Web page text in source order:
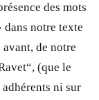
des mots
notre texte
de notre
(que le
ni sur